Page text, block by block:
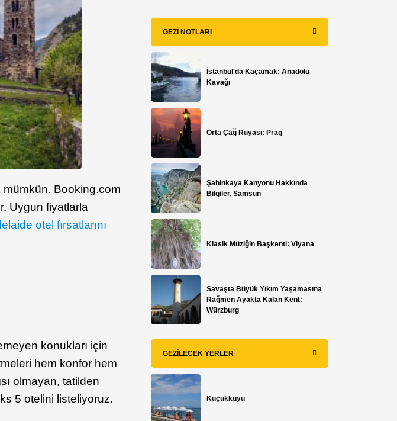
mümkün. Booking.com
Uygun fiyatlarla
otel fırsatlarını
konukları için
hem konfor hem
olmayan, tatilden
5 otelini listeliyoruz.
GEZI NOTLARI
İstanbul'da Kaçamak: Anadolu
Kavağı
Orta Çağ Rüyası: Prag
Şahinkaya Kanyonu Hakkında
Bilgiler, Samsun
Klasik Müziğin Başkenti: Viyana
Savaşta Büyük Yıkım Yaşamasına
Rağmen Ayakta Kalan Kent:
Würzburg
GEZILECEK YERLER
Küçükkuyu